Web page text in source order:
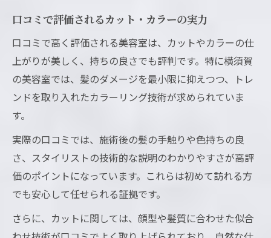
口コミで評価されるカット・カラーの実力
口コミで高く評価される美容室は、カットやカラーの仕
上がりが美しく、持ちの良さでも評判です。特に横須賀
の美容室では、髪のダメージを最小限に抑えつつ、トレ
ンドを取り入れたカラーリング技術が求められていま
す。
実際の口コミでは、施術後の髪の手触りや色持ちの良
さ、スタイリストの技術的な説明のわかりやすさが高評
価のポイントになっています。これらは初めて訪れる方
でも安心して任せられる証拠です。
さらに、カットに関しては、顔型や髪質に合わせた似合